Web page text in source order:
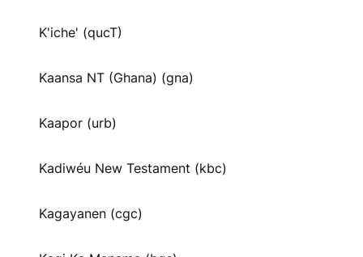
K'iche' (qucT)
Kaansa NT (Ghana) (gna)
Kaapor (urb)
Kadiwéu New Testament (kbc)
Kagayanen (cgc)